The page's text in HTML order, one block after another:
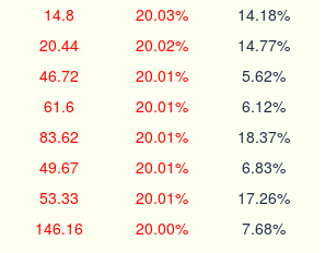
14.8 20.03% 14.18%
20.44 20.02% 14.77%
46.72 20.01% 5.62%
61.6 20.01% 6.12%
83.62 20.01% 18.37%
49.67 20.01% 6.83%
53.33 20.01% 17.26%
146.16 20.00% 7.68%